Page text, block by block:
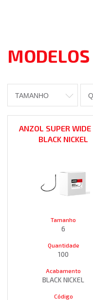
MODELOS
TAMANHO
ANZOL SUPER WIDE
BLACK NICKEL
Tamanho
6
Quantidade
100
Acabamento
BLACK NICKEL
Código